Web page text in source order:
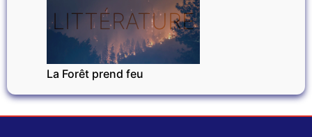
LITTÉRATURE
La Forêt prend feu